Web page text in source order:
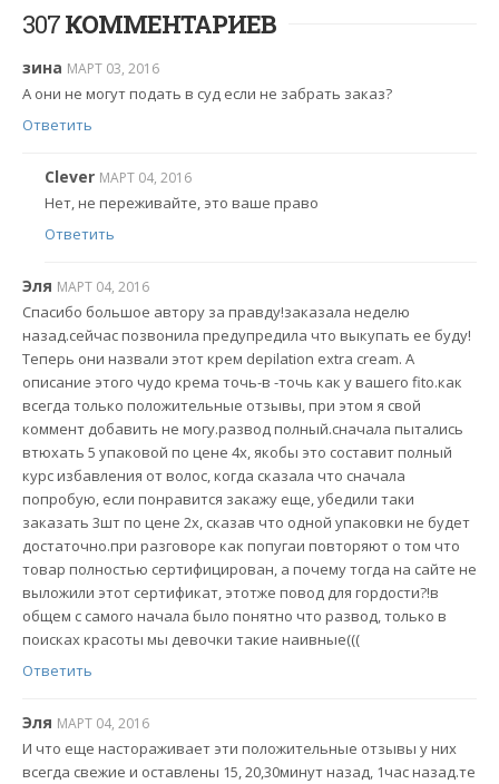
307КОММЕНТАРИЕВ
зина МАРТ 03, 2016
А они не могут подать в суд если не забрать заказ?
Ответить
Clever МАРТ 04, 2016
Нет, не переживайте, это ваше право
Ответить
Эля МАРТ 04, 2016
Спасибо большое автору за правду!заказала неделю
назад.сейчас позвонила предупредила что выкупать ее буду!
Теперь они назвали этот крем depilation extra cream. А
описание этого чудо крема точь-в -точь как у вашего fito.как
всегда только положительные отзывы, при этом я свой
коммент добавить не могу.развод полный.сначала пытались
втюхать 5 упаковой по цене 4х, якобы это составит полный
курс избавления от волос, когда сказала что сначала
попробую, если понравится закажу еще, убедили таки
заказать 3шт по цене 2х, сказав что одной упаковки не будет
достаточно.при разговоре как попугаи повторяют о том что
товар полностью сертифицирован, а почему тогда на сайте не
выложили этот сертификат, этотже повод для гордости?!в
общем с самого начала было понятно что развод, только в
поисках красоты мы девочки такие наивные(((
Ответить
Эля МАРТ 04, 2016
И что еще настораживает эти положительные отзывы у них
всегда свежие и оставлены 15, 20,30минут назад, 1час назад.те